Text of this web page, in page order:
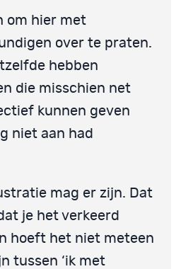
om hier met
over te praten.
hebben
die misschien net
kunnen geven
niet aan had
mag er zijn. Dat
je het verkeerd
hoeft het niet meteen
tussen ‘ik met